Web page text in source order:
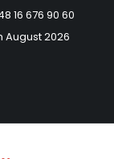
16 676 90 60
August 2026